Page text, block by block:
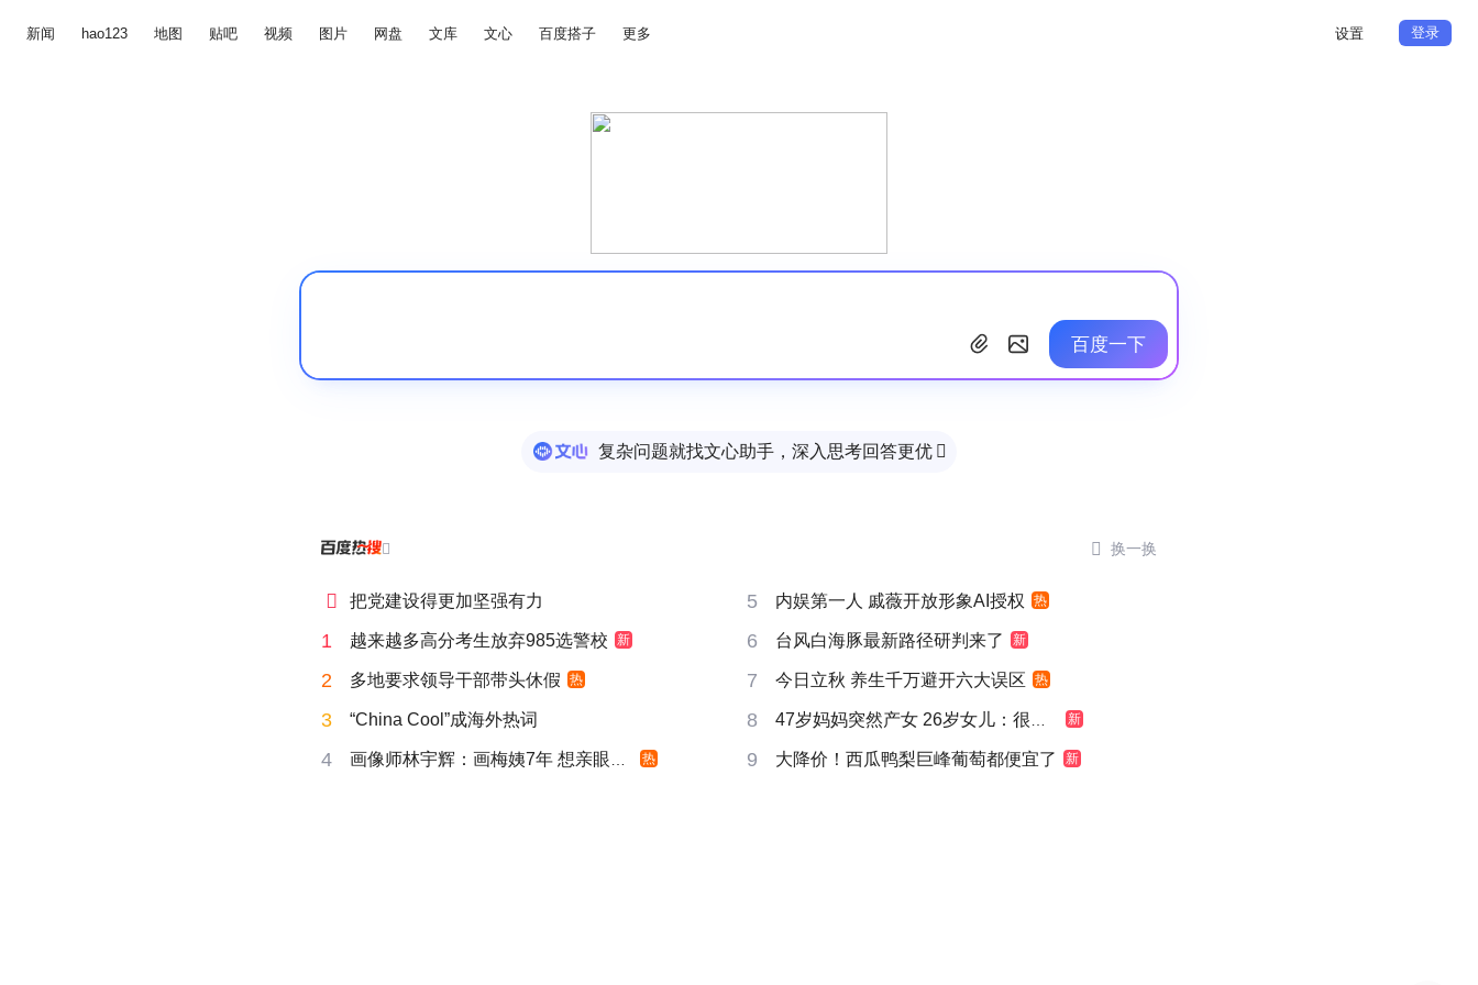
新闻 hao123 地图 贴吧 视频 图片 网盘 文库 文心 百度搭子 更多 设置 登录
百度一下
复杂问题就找文心助手，深入思考回答更优 
  换一换
 把党建设得更加坚强有力 5 内娱第一人 戚薇开放形象AI授权 热
1 越来越多高分考生放弃985选警校 新 6 台风白海豚最新路径研判来了 新
2 多地要求领导干部带头休假 热 7 今日立秋 养生千万避开六大误区 热
3 “China Cool”成海外热词 8 47岁妈妈突然产女 26岁女儿：很震惊 新
4 画像师林宇辉：画梅姨7年 想亲眼看看 热 9 大降价！西瓜鸭梨巨峰葡萄都便宜了 新